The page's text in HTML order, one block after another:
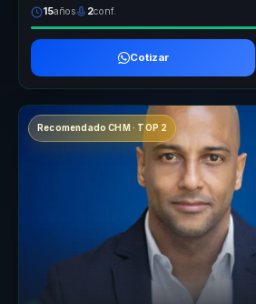
15años 2conf.
Cotizar
Recomendado CHM · TOP 2